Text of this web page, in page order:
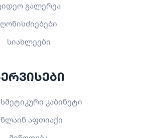
გალერეა
ღონისძიებები
სიახლეები
კაბინეტი
აფთიაქი